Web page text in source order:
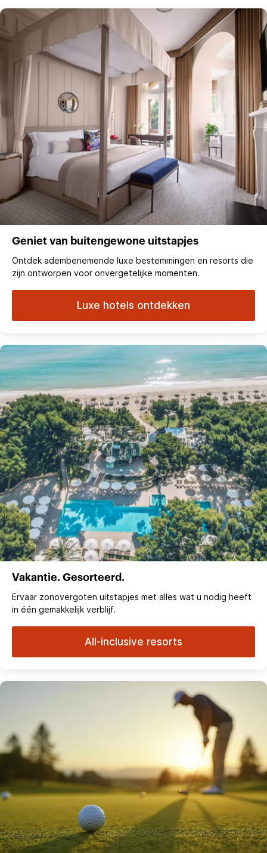
Geniet van buitengewone uitstapjes
Ontdek adembenemende luxe bestemmingen en resorts die
zijn ontworpen voor onvergetelijke momenten.
Luxe hotels ontdekken
Vakantie. Gesorteerd.
Ervaar zonovergoten uitstapjes met alles wat u nodig heeft
in één gemakkelijk verblijf.
All-inclusive resorts